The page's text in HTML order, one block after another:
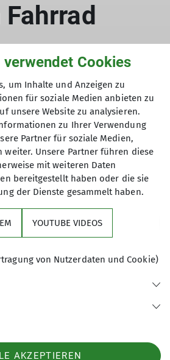
zog sich bis Herbst
Grenze.
2024 in der Aula der Alten
durch den Eisernen Vorhang
der Wiedervereinigung
Holstein bis Hof in Bayern
verwendet Cookies
um Inhalte und Anzeigen zu
für soziale Medien anbieten zu
unsere Website zu analysieren.
zu Ihrer Verwendung
Partner für soziale Medien,
weiter. Unsere Partner führen diese
mit weiteren Daten
bereitgestellt haben oder die sie
der Dienste gesammelt haben.
YOUTUBE VIDEOS
von Nutzerdaten und Cookie)
AKZEPTIEREN